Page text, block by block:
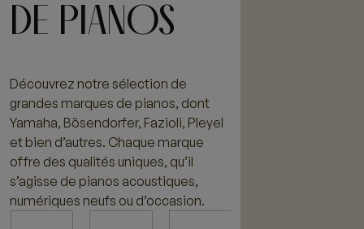
DE PIANOS
Découvrez notre sélection de
grandes marques de pianos, dont
Yamaha, Bösendorfer, Fazioli, Pleyel
et bien d’autres. Chaque marque
offre des qualités uniques, qu’il
s’agisse de pianos acoustiques,
numériques neufs ou d’occasion.